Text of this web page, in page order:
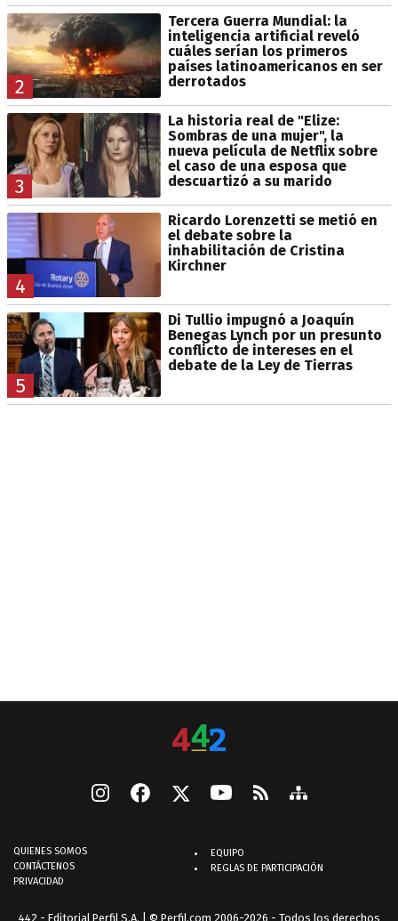
2
Tercera Guerra Mundial: la
inteligencia artificial reveló
cuáles serían los primeros
países latinoamericanos en ser
derrotados
3
La historia real de "Elize:
Sombras de una mujer", la
nueva película de Netflix sobre
el caso de una esposa que
descuartizó a su marido
4
Ricardo Lorenzetti se metió en
el debate sobre la
inhabilitación de Cristina
Kirchner
5
Di Tullio impugnó a Joaquín
Benegas Lynch por un presunto
conflicto de intereses en el
debate de la Ley de Tierras
QUIENES SOMOS
CONTÁCTENOS
PRIVACIDAD
EQUIPO
REGLAS DE PARTICIPACIÓN
442 - Editorial Perfil S.A. | © Perfil.com 2006-2026 - Todos los derechos